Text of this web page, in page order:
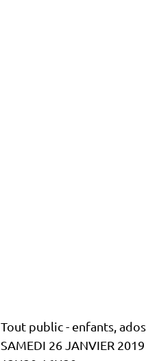
Tout public - enfants,
SAMEDI 26 JANVIER 2019